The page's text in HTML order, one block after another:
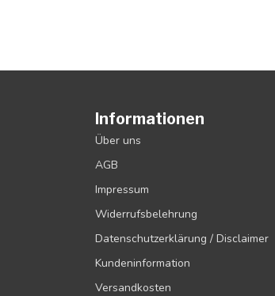
Informationen
Über uns
AGB
Impressum
Widerrufsbelehrung
Datenschutzerklärung / Disclaimer
Kundeninformation
Versandkosten